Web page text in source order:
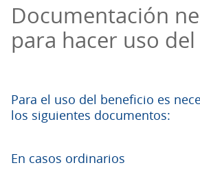
Documentación
para hacer uso
Para el uso del beneficio es
los siguientes documentos:
En casos ordinarios